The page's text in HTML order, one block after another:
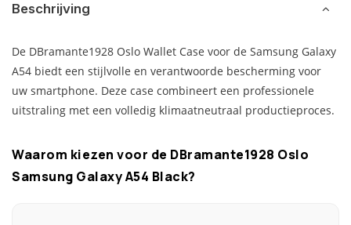
Beschrijving
De DBramante1928 Oslo Wallet Case voor de Samsung Galaxy
A54 biedt een stijlvolle en verantwoorde bescherming voor
uw smartphone. Deze case combineert een professionele
uitstraling met een volledig klimaatneutraal productieproces.
Waarom kiezen voor de DBramante1928 Oslo
Samsung Galaxy A54 Black?